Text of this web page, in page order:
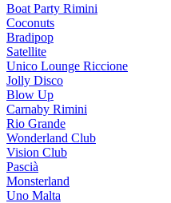
Boat Party Rimini
Coconuts
Bradipop
Satellite
Unico Lounge Riccione
Jolly Disco
Blow Up
Carnaby Rimini
Rio Grande
Wonderland Club
Vision Club
Pascià
Monsterland
Uno Malta